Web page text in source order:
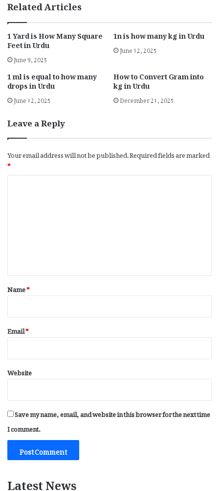
Related Articles
1 Yard is How Many Square
Feet in Urdu
June 9, 2025
1n is how many kg in Urdu
June 12, 2025
1 ml is equal to how many
drops in Urdu
June 12, 2025
How to Convert Gram into
kg in Urdu
December 21, 2025
Leave a Reply
Your email address will not be published.Required fields are marked
*
*
Name*
Email*
Website
Save my name, email, and website in this browser for the next time
I comment.